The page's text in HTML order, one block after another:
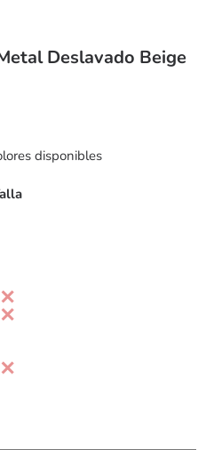
Deslavado Beige
disponibles